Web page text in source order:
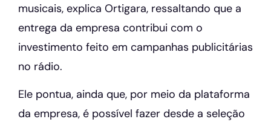
musicais, explica Ortigara, ressaltando que a
entrega da empresa contribui com o
investimento feito em campanhas publicitárias
no rádio.
Ele pontua, ainda que, por meio da plataforma
da empresa, é possível fazer desde a seleção